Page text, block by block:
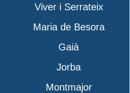
Viver i Serrateix
Maria de Besora
Gaià
Jorba
Montmajor